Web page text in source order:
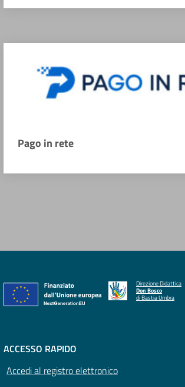
Pago in rete
Direzione Didattica
Don Bosco
di Bastia Umbra
ACCESSO RAPIDO
Accedi al registro elettronico